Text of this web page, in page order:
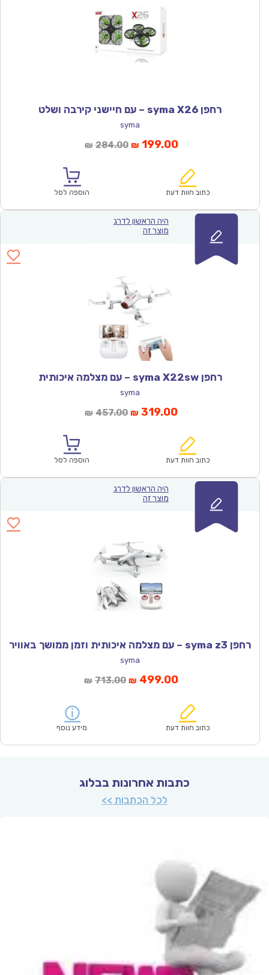
רחפן syma X26 – עם חיישני קירבה ושלט
syma
₪ 284.00המחיר
₪284.00.
₪ 199.00המחיר
הוא:
כתוב חוות דעת הוספה לסל
היה הראשון לדרג
מוצר זה
רחפן syma X22sw – עם מצלמה איכותית
syma
₪ 457.00המחיר
₪457.00.
₪ 319.00המחיר
הוא:
כתוב חוות דעת הוספה לסל
היה הראשון לדרג
מוצר זה
רחפן syma z3 – עם מצלמה איכותית וזמן ממושך באוויר
syma
₪ 713.00המחיר
₪713.00.
₪ 499.00המחיר
הוא:
כתוב חוות דעת מידע נוסף
כתבות אחרונות בבלוג
לכל הכתבות >>